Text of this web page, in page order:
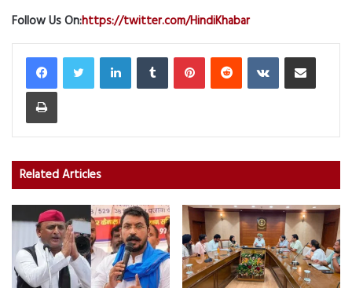
Follow Us On:https://twitter.com/HindiKhabar
LinkedInTumblr PinterestReddit VKontakteShare via Email
Print
Related Articles